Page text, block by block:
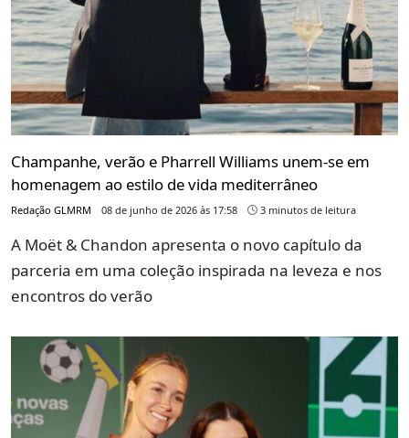
Champanhe, verão e Pharrell Williams unem-se em
homenagem ao estilo de vida mediterrâneo
Redação GLMRM 08 de junho de 2026 às 17:58 3 minutos de leitura
A Moët & Chandon apresenta o novo capítulo da
parceria em uma coleção inspirada na leveza e nos
encontros do verão